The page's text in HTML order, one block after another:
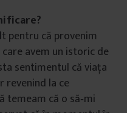
pentru că provenim
avem un istoric de
sentimentul că viața
revenind la ce
temeam că o să‑mi